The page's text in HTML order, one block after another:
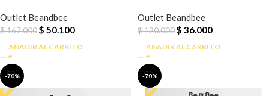
Outlet Beandbee
$167.000$ 50.100
AÑADIR AL CARRITO
Outlet Beandbee
$120.000$ 36.000
AÑADIR AL CARRITO
-70% -70%